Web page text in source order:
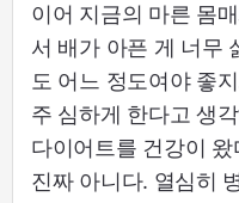
이어 지금의 마른 몸
서 배가 아픈 게 너무
도 어느 정도여야 좋
주 심하게 한다고 생
다이어트를 건강이
진짜 아니다. 열심히